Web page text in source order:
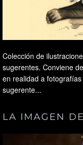
Colección de
sugerentes. Conviene
en realidad a
sugerente...
LA IMAGEN